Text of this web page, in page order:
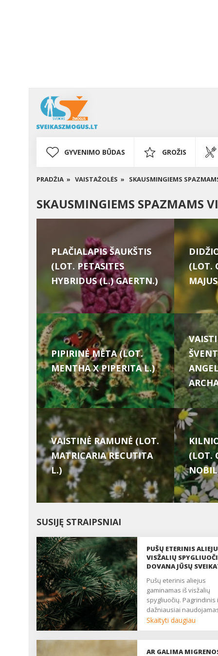
GYVENIMO BŪDAS GROŽIS
PRADŽIA » VAISTAŽOLĖS » SKAUSMINGIEMS
SKAUSMINGIEMS SPAZMAMS
PLAČIALAPIS ŠAUKŠTIS
(LOT. PETASITES
HYBRIDUS (L.) GAERTN.)
(LOT.
PIPIRINĖ MĖTA (LOT.
MENTHA X PIPERITA L.)
VAISTINĖ RAMUNĖ (LOT.
MATRICARIA RECUTITA
L.)
(LOT.
SUSIJĘ STRAIPSNIAI
PUŠŲ ETERINIS
VISŽALIŲ
DOVANA JŪSŲ
Pušų eterinis aliejus
gaminamas iš visžalių
spygliuočių. Pagrindinis
dažniausiai
eterinio aliejaus
eteriniame aliejuje
Skaityti daugiau
AR GALIMA